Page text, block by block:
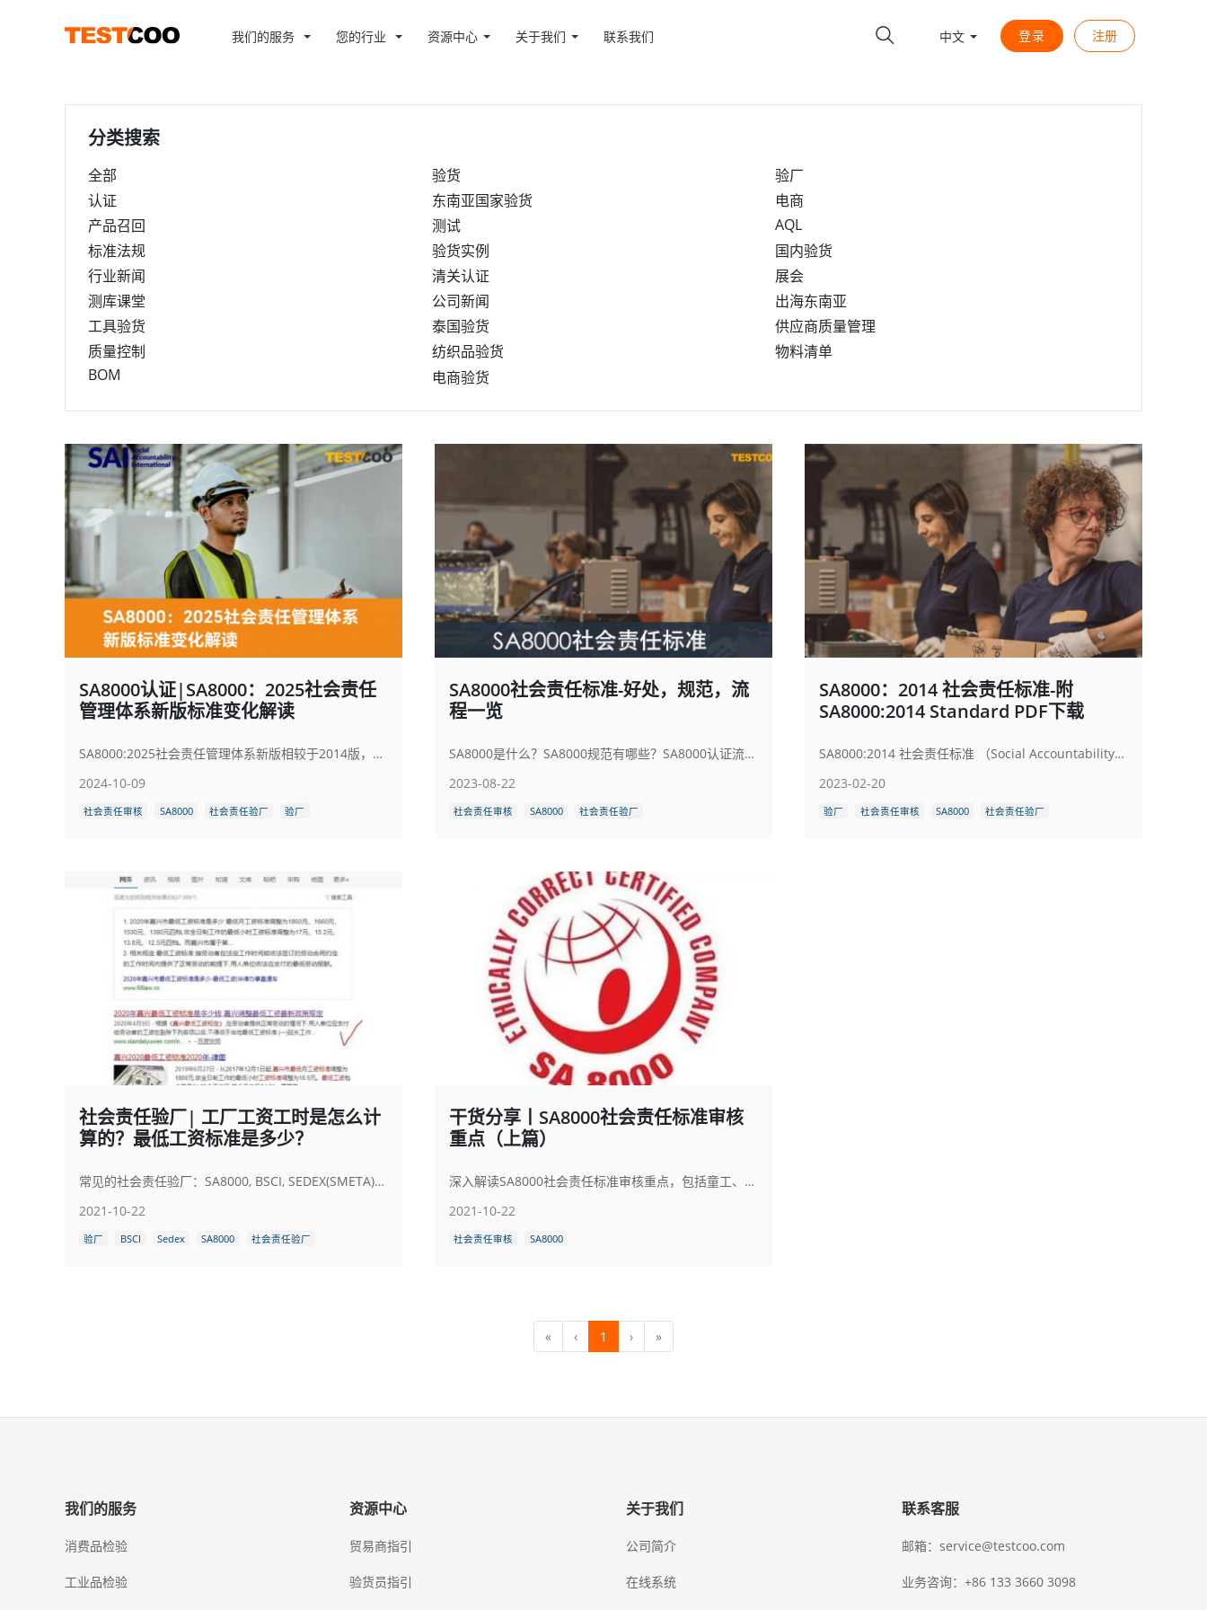
我们的服务 您的行业 资源中心 关于我们 联系我们 中文 登录 注册
分类搜索
全部 验货
验厂
认证
东南亚国家验货
电商
产品召回
测试
AQL
标准法规
验货实例
国内验货
行业新闻
清关认证
展会
测库课堂
公司新闻
出海东南亚
工具验货
泰国验货
供应商质量管理
质量控制
纺织品验货
物料清单
BOM
电商验货
SA8000认证|SA8000：2025社会责任
管理体系新版标准变化解读
SA8000:2025社会责任管理体系新版相较于2014版，主要变化有：一、引入了新的评分系统（Progressive Scoring），取代之前简单的Yes/No评估。具体的评分标准目前没有公布。二、新版标准的文档结构被重新组织，管理系统和绩效标准重新分组。
2024-10-09
社会责任审核 SA8000 社会责任验厂 验厂
SA8000社会责任标准-好处，规范，流
程一览
SA8000是什么？SA8000规范有哪些？SA8000认证流程是什么？
2023-08-22
社会责任审核 SA8000 社会责任验厂
SA8000：2014 社会责任标准-附
SA8000:2014 Standard PDF下载
SA8000:2014 社会责任标准 （Social Accountability 8000:2014 Standard）是一套国际通用的企业社会责任（Corporate Social Responsibility，CSR）管理工具和验证标准。一旦取得这项验证，就可向全球各地的客户证明，企业已经完成劳工作业环境改善、合理劳动条件以及保障劳工基本人权等。
2023-02-20
验厂 社会责任审核 SA8000 社会责任验厂
社会责任验厂| 工厂工资工时是怎么计
算的？最低工资标准是多少？
常见的社会责任验厂：SA8000, BSCI, SEDEX(SMETA)， WRAP, WCA, RBA, ICTI, APSCA, FLA,FSC, SLCP, Higg FEM
2021-10-22
验厂 BSCI Sedex SA8000 社会责任验厂
干货分享丨SA8000社会责任标准审核
重点（上篇）
深入解读SA8000社会责任标准审核重点，包括童工、强迫劳动、健康安全、结社自由及歧视等方面，助力企业合规运营，打造道德供应链。
2021-10-22
社会责任审核 SA8000
« ‹ 1 › »
我们的服务
消费品检验
工业品检验
资源中心
贸易商指引
验货员指引
关于我们
公司简介
在线系统
联系客服
邮箱：service@testcoo.com
业务咨询：+86 133 3660 3098